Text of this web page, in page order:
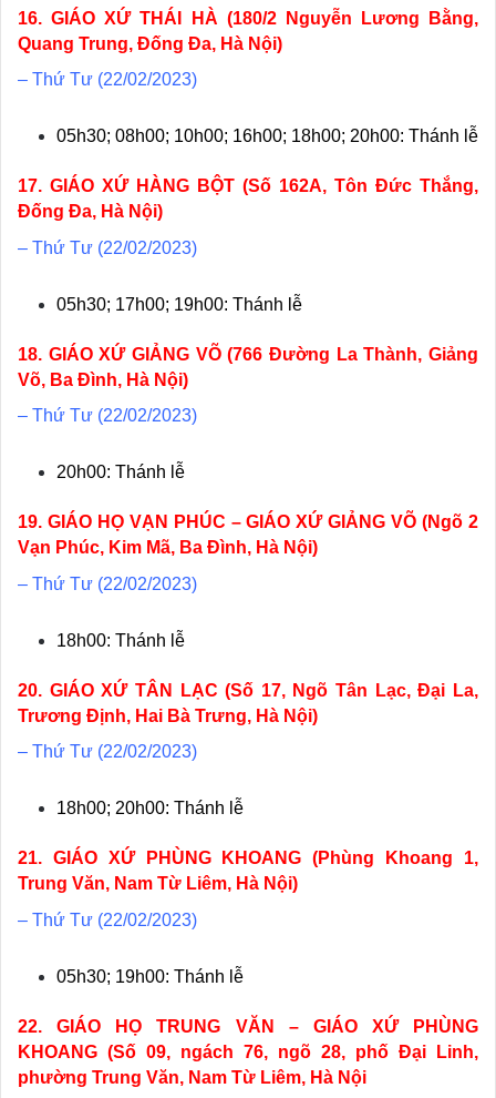
16. GIÁO XỨ THÁI HÀ (180/2 Nguyễn Lương Bằng,
Quang Trung, Đống Đa, Hà Nội)
– Thứ Tư (22/02/2023)
05h30; 08h00; 10h00; 16h00; 18h00; 20h00: Thánh lễ
17. GIÁO XỨ HÀNG BỘT (Số 162A, Tôn Đức Thắng,
Đống Đa, Hà Nội)
– Thứ Tư (22/02/2023)
05h30; 17h00; 19h00: Thánh lễ
18. GIÁO XỨ GIẢNG VÕ (766 Đường La Thành, Giảng
Võ, Ba Đình, Hà Nội)
– Thứ Tư (22/02/2023)
20h00: Thánh lễ
19. GIÁO HỌ VẠN PHÚC – GIÁO XỨ GIẢNG VÕ (Ngõ 2
Vạn Phúc, Kim Mã, Ba Đình, Hà Nội)
– Thứ Tư (22/02/2023)
18h00: Thánh lễ
20. GIÁO XỨ TÂN LẠC (Số 17, Ngõ Tân Lạc, Đại La,
Trương Định, Hai Bà Trưng, Hà Nội)
– Thứ Tư (22/02/2023)
18h00; 20h00: Thánh lễ
21. GIÁO XỨ PHÙNG KHOANG (Phùng Khoang 1,
Trung Văn, Nam Từ Liêm, Hà Nội)
– Thứ Tư (22/02/2023)
05h30; 19h00: Thánh lễ
22. GIÁO HỌ TRUNG VĂN – GIÁO XỨ PHÙNG
KHOANG (Số 09, ngách 76, ngõ 28, phố Đại Linh,
phường Trung Văn, Nam Từ Liêm, Hà Nội